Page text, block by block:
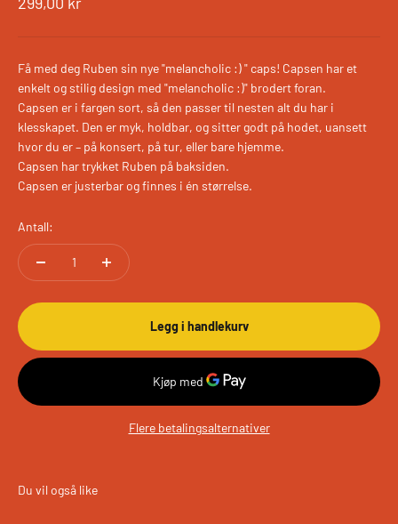
Få med deg Ruben sin nye "melancholic :) " caps! Capsen har et
enkelt og stilig design med "melancholic :)" brodert foran.
Capsen er i fargen sort, så den passer til nesten alt du har i
klesskapet. Den er myk, holdbar, og sitter godt på hodet, uansett
hvor du er – på konsert, på tur, eller bare hjemme.
Capsen har trykket Ruben på baksiden.
Capsen er justerbar og finnes i én størrelse.
Antall:
Legg i handlekurv
Flere betalingsalternativer